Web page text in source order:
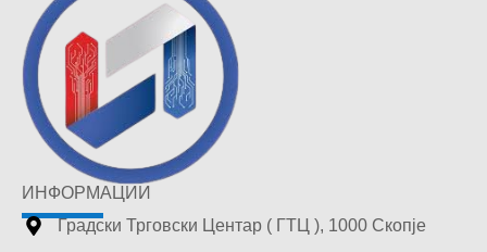
ИНФОРМАЦИИ
Градски Трговски Центар ( ГТЦ ), 1000 Скопје